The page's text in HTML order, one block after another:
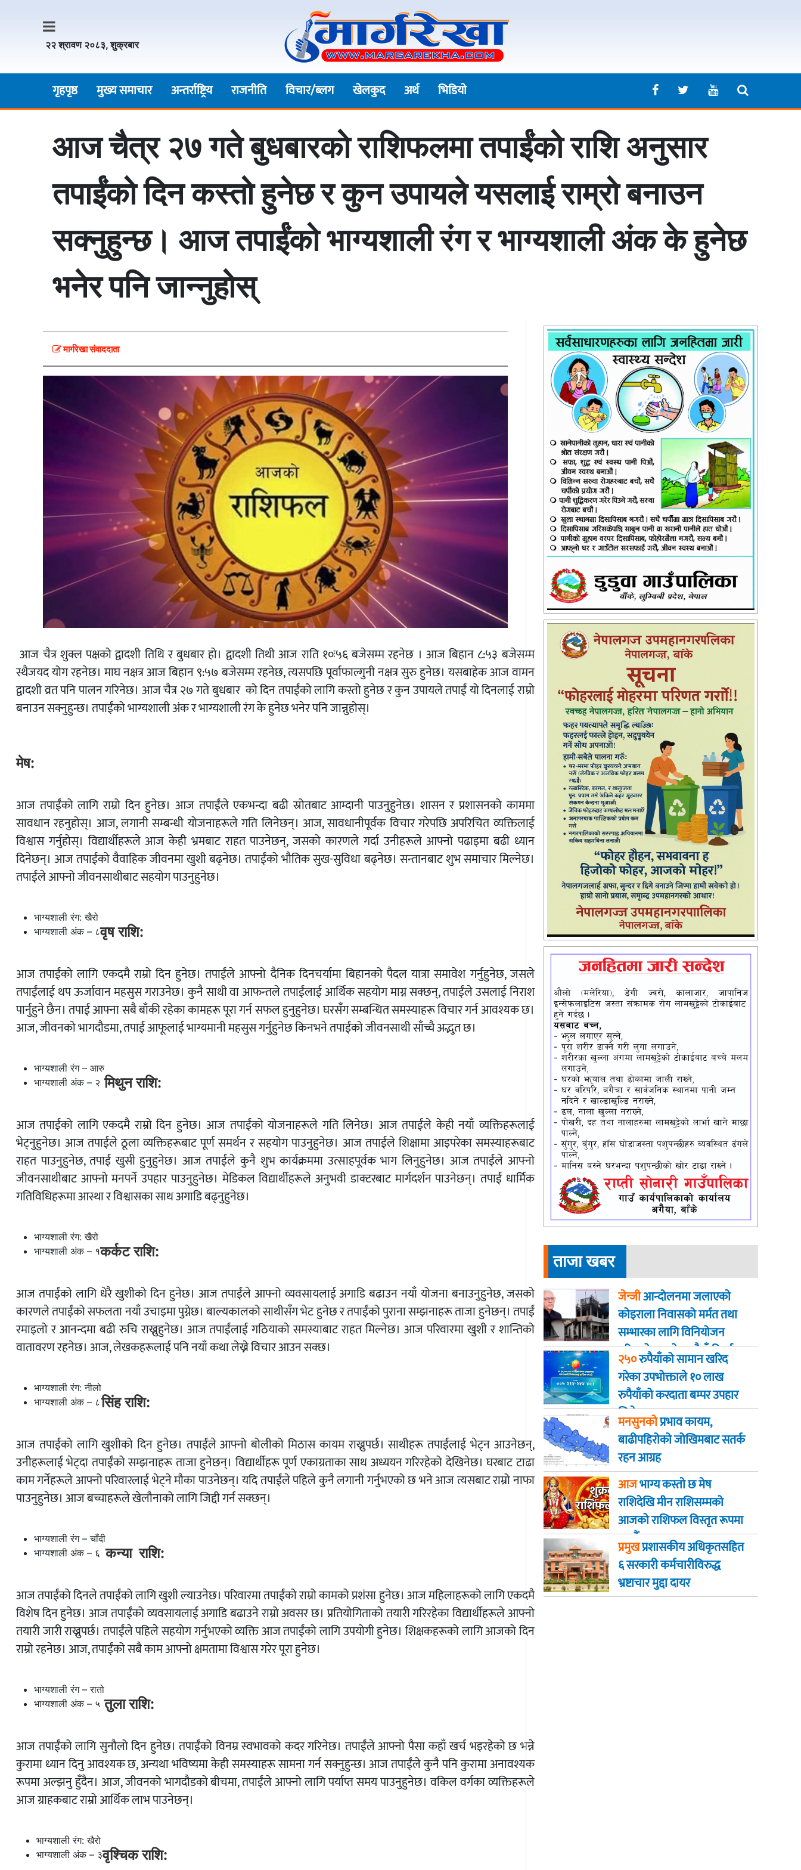
२२ श्रावण २०८३, शुक्रबार
गृहपृष्ठ मुख्य समाचार अन्तर्राष्ट्रिय राजनीति विचार/ब्लग खेलकुद अर्थ भिडियाे
आज चैत्र २७ गते बुधबारकाे राशिफलमा तपाईंको राशि अनुसार
तपाईंको दिन कस्तो हुनेछ र कुन उपायले यसलाई राम्रो बनाउन
सक्नुहुन्छ। आज तपाईंको भाग्यशाली रंग र भाग्यशाली अंक के हुनेछ
भनेर पनि जान्नुहोस्
मार्गरेखा संवाददाता
आज चैत्र शुक्ल पक्षको द्वादशी तिथि र बुधबार हो। द्वादशी तिथी आज राति १०ः५६ बजेसम्म रहनेछ । आज बिहान ८:५३ बजेसम्म
स्थैजयद योग रहनेछ। माघ नक्षत्र आज बिहान ९:५७ बजेसम्म रहनेछ, त्यसपछि पूर्वाफाल्गुनी नक्षत्र सुरु हुनेछ। यसबाहेक आज वामन
द्वादशी व्रत पनि पालन गरिनेछ। आज चैत्र २७ गते बुधबार को दिन तपाईंको लागि कस्तो हुनेछ र कुन उपायले तपाईं यो दिनलाई राम्रो
बनाउन सक्नुहुन्छ। तपाईंको भाग्यशाली अंक र भाग्यशाली रंग के हुनेछ भनेर पनि जान्नुहोस्।
मेष:
आज तपाईंको लागि राम्रो दिन हुनेछ। आज तपाईंले एकभन्दा बढी स्रोतबाट आम्दानी पाउनुहुनेछ। शासन र प्रशासनको काममा
सावधान रहनुहोस्। आज, लगानी सम्बन्धी योजनाहरूले गति लिनेछन्। आज, सावधानीपूर्वक विचार गरेपछि अपरिचित व्यक्तिलाई
विश्वास गर्नुहोस्। विद्यार्थीहरूले आज केही भ्रमबाट राहत पाउनेछन्, जसको कारणले गर्दा उनीहरूले आफ्नो पढाइमा बढी ध्यान
दिनेछन्। आज तपाईंको वैवाहिक जीवनमा खुशी बढ्नेछ। तपाईंको भौतिक सुख-सुविधा बढ्नेछ। सन्तानबाट शुभ समाचार मिल्नेछ।
तपाईंले आफ्नो जीवनसाथीबाट सहयोग पाउनुहुनेछ।
भाग्यशाली रंग: खैरो
भाग्यशाली अंक – ८वृष राशि:
आज तपाईंको लागि एकदमै राम्रो दिन हुनेछ। तपाईंले आफ्नो दैनिक दिनचर्यामा बिहानको पैदल यात्रा समावेश गर्नुहुनेछ, जसले
तपाईंलाई थप ऊर्जावान महसुस गराउनेछ। कुनै साथी वा आफन्तले तपाईंलाई आर्थिक सहयोग माग्न सक्छन्, तपाईंले उसलाई निराश
पार्नुहुने छैन। तपाईं आफ्ना सबै बाँकी रहेका कामहरू पूरा गर्न सफल हुनुहुनेछ। घरसँग सम्बन्धित समस्याहरू विचार गर्न आवश्यक छ।
आज, जीवनको भागदौडमा, तपाईं आफूलाई भाग्यमानी महसुस गर्नुहुनेछ किनभने तपाईंको जीवनसाथी साँच्चै अद्भुत छ।
भाग्यशाली रंग – आरु
भाग्यशाली अंक – २ मिथुन राशि:
आज तपाईंको लागि एकदमै राम्रो दिन हुनेछ। आज तपाईंको योजनाहरूले गति लिनेछ। आज तपाईंले केही नयाँ व्यक्तिहरूलाई
भेट्नुहुनेछ। आज तपाईंले ठूला व्यक्तिहरूबाट पूर्ण समर्थन र सहयोग पाउनुहुनेछ। आज तपाईंले शिक्षामा आइपरेका समस्याहरूबाट
राहत पाउनुहुनेछ, तपाईं खुसी हुनुहुनेछ। आज तपाईंले कुनै शुभ कार्यक्रममा उत्साहपूर्वक भाग लिनुहुनेछ। आज तपाईंले आफ्नो
जीवनसाथीबाट आफ्नो मनपर्ने उपहार पाउनुहुनेछ। मेडिकल विद्यार्थीहरूले अनुभवी डाक्टरबाट मार्गदर्शन पाउनेछन्। तपाईं धार्मिक
गतिविधिहरूमा आस्था र विश्वासका साथ अगाडि बढ्नुहुनेछ।
भाग्यशाली रंग: खैरो
भाग्यशाली अंक – १कर्कट राशि:
आज तपाईंको लागि धेरै खुशीको दिन हुनेछ। आज तपाईंले आफ्नो व्यवसायलाई अगाडि बढाउन नयाँ योजना बनाउनुहुनेछ, जसको
कारणले तपाईंको सफलता नयाँ उचाइमा पुग्नेछ। बाल्यकालको साथीसँग भेट हुनेछ र तपाईंको पुराना सम्झनाहरू ताजा हुनेछन्। तपाईं
रमाइलो र आनन्दमा बढी रुचि राख्नुहुनेछ। आज तपाईंलाई गठियाको समस्याबाट राहत मिल्नेछ। आज परिवारमा खुशी र शान्तिको
वातावरण रहनेछ। आज, लेखकहरूलाई पनि नयाँ कथा लेख्ने विचार आउन सक्छ।
भाग्यशाली रंग: नीलो
भाग्यशाली अंक – ८सिंह राशि:
आज तपाईंको लागि खुशीको दिन हुनेछ। तपाईंले आफ्नो बोलीको मिठास कायम राख्नुपर्छ। साथीहरू तपाईंलाई भेट्न आउनेछन्,
उनीहरूलाई भेट्दा तपाईंको सम्झनाहरू ताजा हुनेछन्। विद्यार्थीहरू पूर्ण एकाग्रताका साथ अध्ययन गरिरहेको देखिनेछ। घरबाट टाढा
काम गर्नेहरूले आफ्नो परिवारलाई भेट्ने मौका पाउनेछन्। यदि तपाईंले पहिले कुनै लगानी गर्नुभएको छ भने आज त्यसबाट राम्रो नाफा
पाउनुहुनेछ। आज बच्चाहरूले खेलौनाको लागि जिद्दी गर्न सक्छन्।
भाग्यशाली रंग – चाँदी
भाग्यशाली अंक – ६ कन्या राशि:
आज तपाईंको दिनले तपाईंको लागि खुशी ल्याउनेछ। परिवारमा तपाईंको राम्रो कामको प्रशंसा हुनेछ। आज महिलाहरूको लागि एकदमै
विशेष दिन हुनेछ। आज तपाईंको व्यवसायलाई अगाडि बढाउने राम्रो अवसर छ। प्रतियोगिताको तयारी गरिरहेका विद्यार्थीहरूले आफ्नो
तयारी जारी राख्नुपर्छ। तपाईंले पहिले सहयोग गर्नुभएको व्यक्ति आज तपाईंको लागि उपयोगी हुनेछ। शिक्षकहरूको लागि आजको दिन
राम्रो रहनेछ। आज, तपाईंको सबै काम आफ्नो क्षमतामा विश्वास गरेर पूरा हुनेछ।
भाग्यशाली रंग – रातो
भाग्यशाली अंक – ५ तुला राशि:
आज तपाईंको लागि सुनौलो दिन हुनेछ। तपाईंको विनम्र स्वभावको कदर गरिनेछ। तपाईंले आफ्नो पैसा कहाँ खर्च भइरहेको छ भन्ने
कुरामा ध्यान दिनु आवश्यक छ, अन्यथा भविष्यमा केही समस्याहरू सामना गर्न सक्नुहुन्छ। आज तपाईंले कुनै पनि कुरामा अनावश्यक
रूपमा अल्झनु हुँदैन। आज, जीवनको भागदौडको बीचमा, तपाईंले आफ्नो लागि पर्याप्त समय पाउनुहुनेछ। वकिल वर्गका व्यक्तिहरूले
आज ग्राहकबाट राम्रो आर्थिक लाभ पाउनेछन्।
भाग्यशाली रंग: खैरो
भाग्यशाली अंक – ३वृश्चिक राशि:
ताजा खबर
जेन्जीआन्दोलनमा जलाएकाे
कोइराला निवासको मर्मत तथा
सम्भारका लागि विनियोजन
गरिएको २ करोड रुपैयाँ फिर्ता
२५०रुपैयाँको सामान खरिद
गरेका उपभोक्ताले १० लाख
रुपैयाँको करदाता बम्पर उपहार
जिते
मनसुनकोप्रभाव कायम,
बाढीपहिरोको जोखिमबाट सतर्क
रहन आग्रह
आजभाग्य कस्ताे छ मेष
राशिदेखि मीन राशिसम्मको
आजको राशिफल विस्तृत रूपमा
जानौं
प्रमुखप्रशासकीय अधिकृतसहित
६ सरकारी कर्मचारीविरुद्ध
भ्रष्टाचार मुद्दा दायर